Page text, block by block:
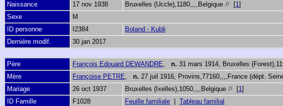
Naissance
17 nov 1938 Bruxelles (Uccle),1180,,,,Belgique [1]
Sexe
M
ID personne
I2384
Boland - Kubli
Dernière modif.
30 jan 2017
Père François Edouard DEWANDRE, n. 31 mars 1914, Bruxelles
Mère
Françoise PETRE, n. 27 juil 1916, Provins,77160,,,,France (dépt.
Mariage
26 oct 1937 Bruxelles (Ixelles),1050,,,,Belgique [1]
ID Famille
F1028 Feuille familiale Tableau familial